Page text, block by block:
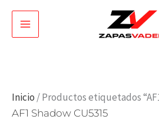
Inicio / Productos etiquetados
AF1 Shadow CU5315